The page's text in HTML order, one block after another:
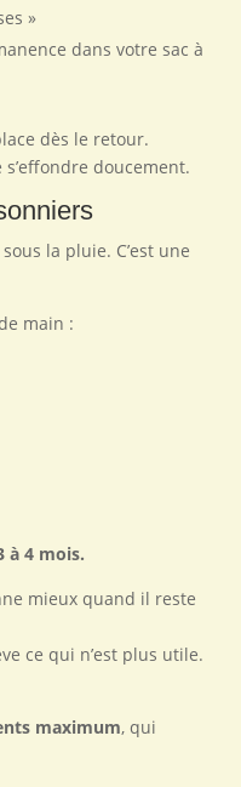
»
dans votre sac à
dès le retour.
doucement.
la pluie. C’est une
main :
à 4 mois.
mieux quand il reste
ce qui n’est plus utile.
maximum, qui